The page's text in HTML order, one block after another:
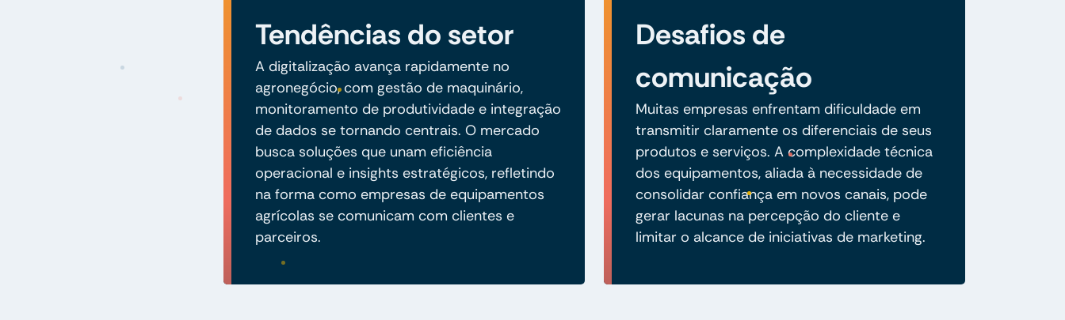
Tendências do setor
A digitalização avança rapidamente no
agronegócio, com gestão de maquinário,
monitoramento de produtividade e integração
de dados se tornando centrais. O mercado
busca soluções que unam eficiência
operacional e insights estratégicos, refletindo
na forma como empresas de equipamentos
agrícolas se comunicam com clientes e
parceiros.
Desafios de
comunicação
Muitas empresas enfrentam dificuldade em
transmitir claramente os diferenciais de seus
produtos e serviços. A complexidade técnica
dos equipamentos, aliada à necessidade de
consolidar confiança em novos canais, pode
gerar lacunas na percepção do cliente e
limitar o alcance de iniciativas de marketing.